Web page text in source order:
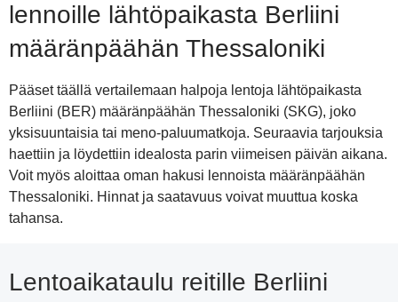
lennoille lähtöpaikasta Berliini
määränpäähän Thessaloniki
Pääset täällä vertailemaan halpoja lentoja lähtöpaikasta
Berliini (BER) määränpäähän Thessaloniki (SKG), joko
yksisuuntaisia tai meno-paluumatkoja. Seuraavia tarjouksia
haettiin ja löydettiin idealosta parin viimeisen päivän aikana.
Voit myös aloittaa oman hakusi lennoista määränpäähän
Thessaloniki. Hinnat ja saatavuus voivat muuttua koska
tahansa.
Lentoaikataulu reitille Berliini